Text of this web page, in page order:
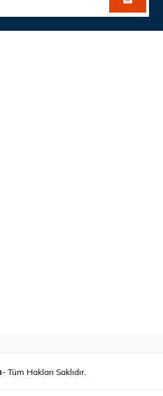
- Tüm Hakları Saklıdır.